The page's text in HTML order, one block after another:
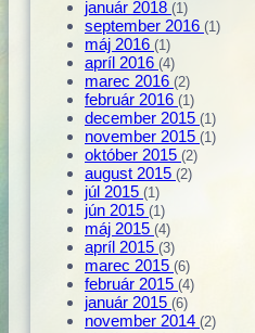
január 2018 (1)
september 2016 (1)
máj 2016 (1)
apríl 2016 (4)
marec 2016 (2)
február 2016 (1)
december 2015 (1)
november 2015 (1)
október 2015 (2)
august 2015 (2)
júl 2015 (1)
jún 2015 (1)
máj 2015 (4)
apríl 2015 (3)
marec 2015 (6)
február 2015 (4)
január 2015 (6)
november 2014 (2)